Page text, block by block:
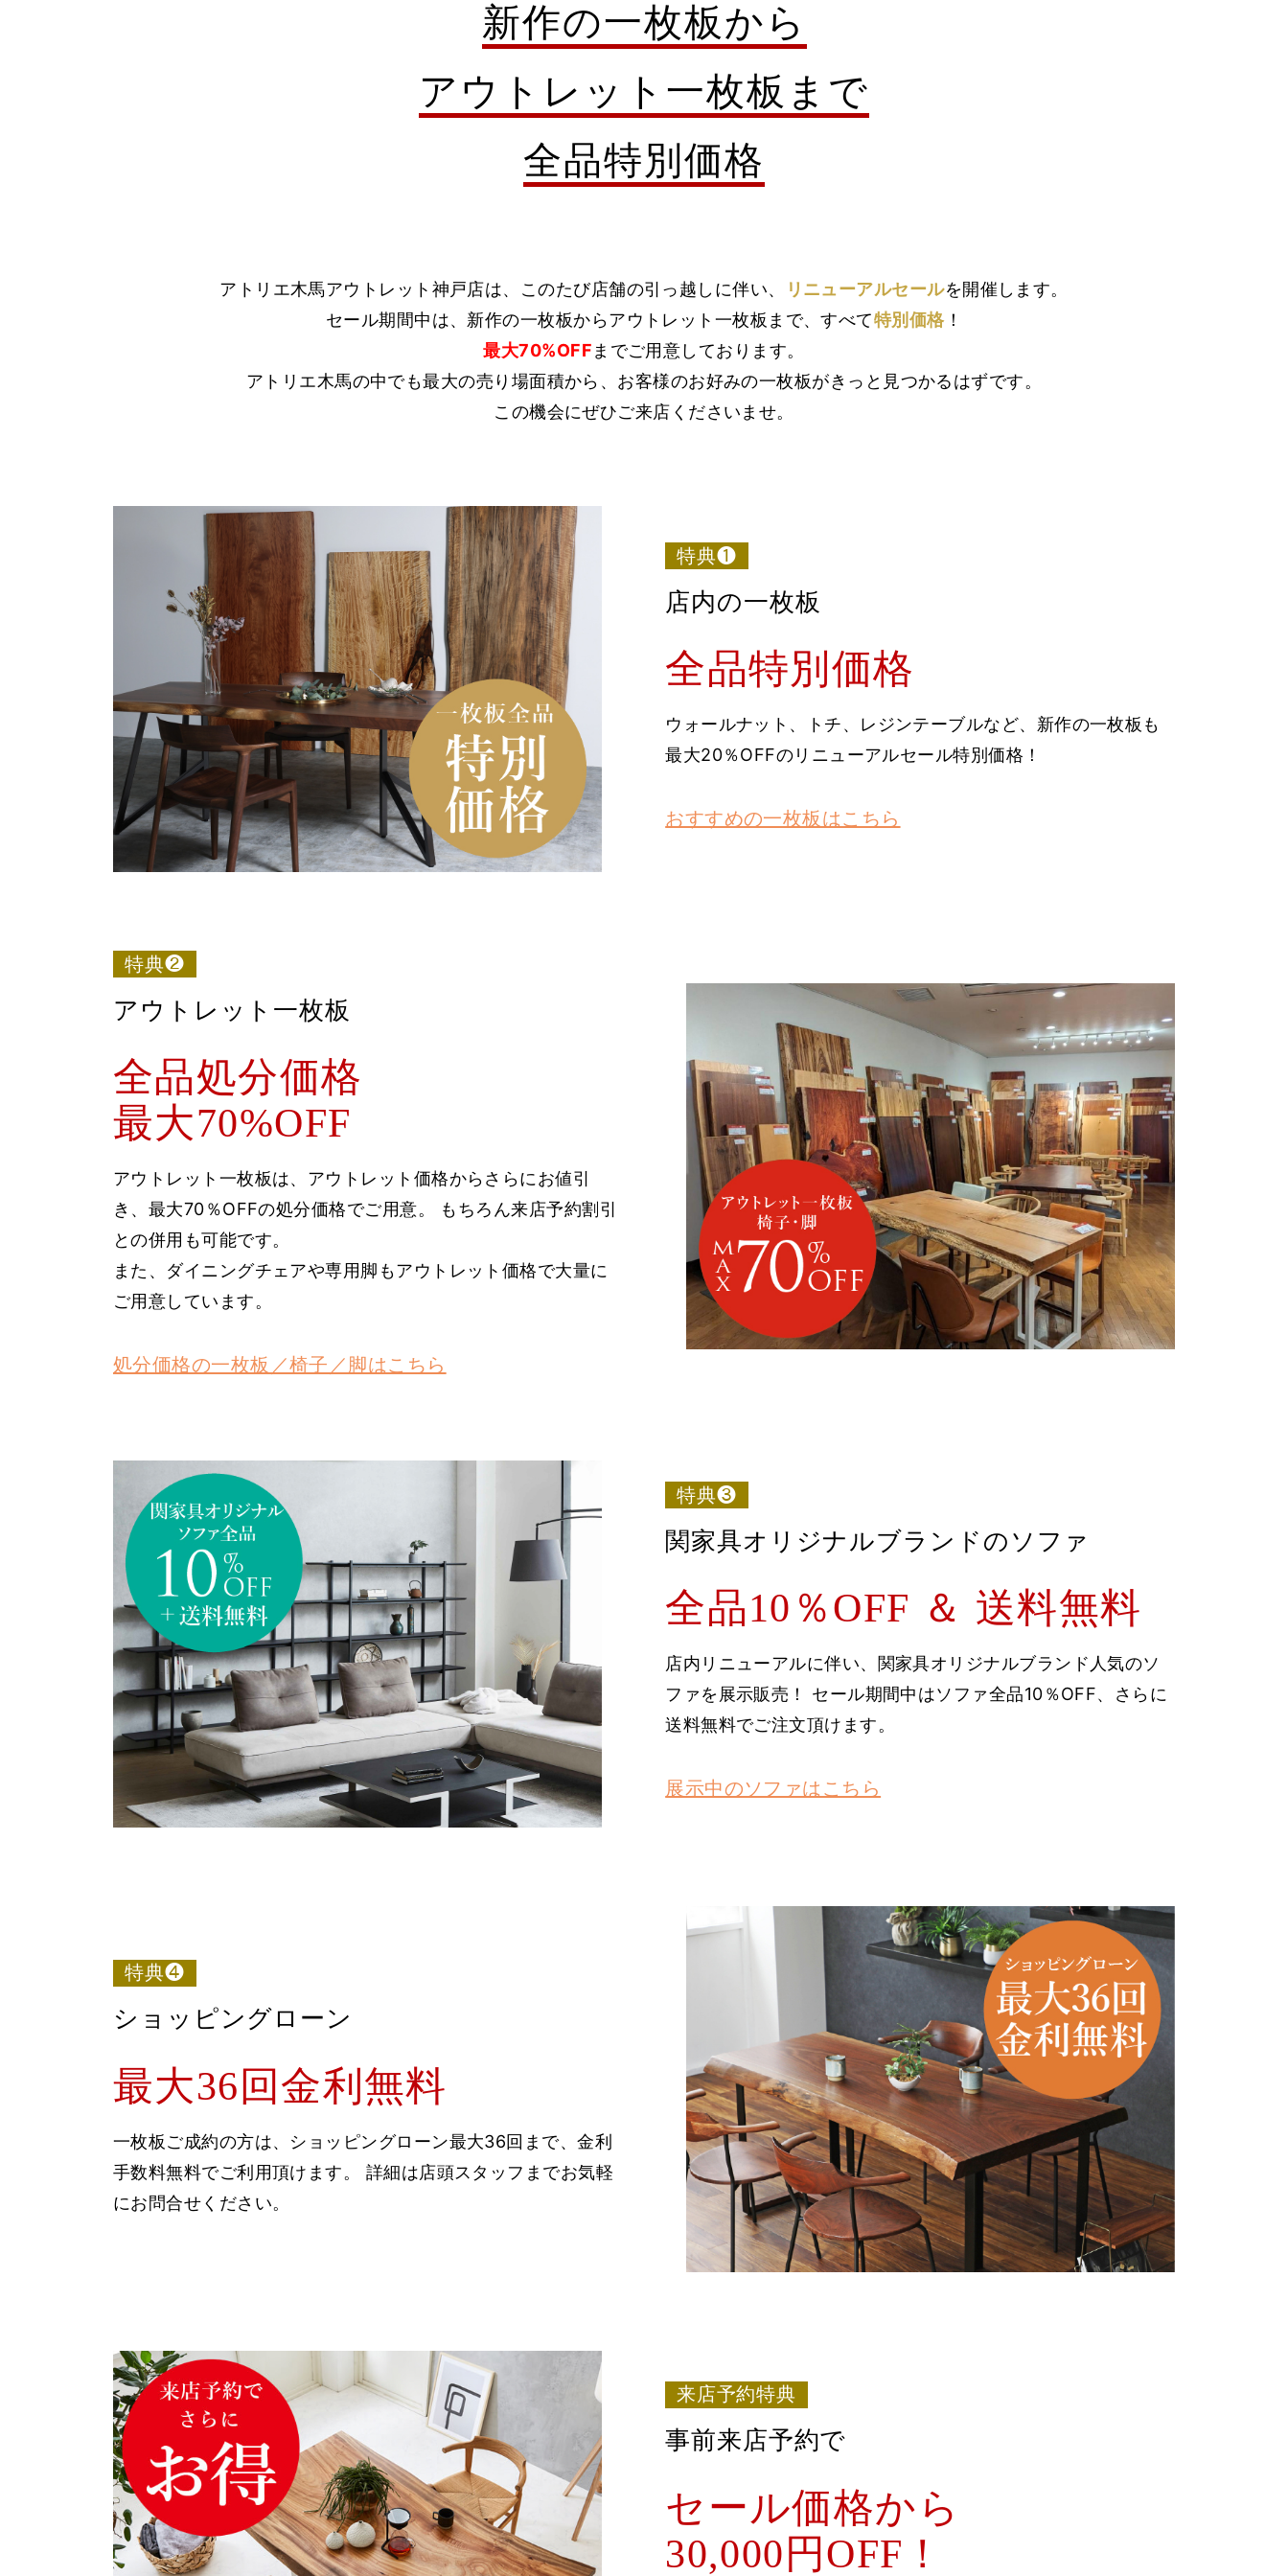
新作の一枚板から
アウトレット一枚板まで
全品特別価格
アトリエ木馬アウトレット神戸店は、このたび店舗の引っ越しに伴い、 リニューアルセールを開催します。
セール期間中は、新作の一枚板からアウトレット一枚板まで、すべて特別価格！
最大70%OFF までご用意しております。
アトリエ木馬の中でも最大の売り場面積から、お客様のお好みの一枚板がきっと見つかるはずです。
この機会にぜひご来店くださいませ。
特典❶
店内の一枚板
全品特別価格
ウォールナット、トチ、レジンテーブルなど、新作の一枚板も
最大20％OFFのリニューアルセール特別価格！
おすすめの一枚板はこちら
特典❷
アウトレット一枚板
全品処分価格
最大70%OFF
アウトレット一枚板は、アウトレット価格からさらにお値引
き、最大70％OFFの処分価格でご用意。 もちろん来店予約割引
との併用も可能です。
また、ダイニングチェアや専用脚もアウトレット価格で大量に
ご用意しています。
処分価格の一枚板／椅子／脚はこちら
特典❸
関家具オリジナルブランドのソファ
全品10％OFF ＆ 送料無料
店内リニューアルに伴い、関家具オリジナルブランド人気のソ
ファを展示販売！ セール期間中はソファ全品10％OFF、さらに
送料無料でご注文頂けます。
展示中のソファはこちら
特典❹
ショッピングローン
最大36回金利無料
一枚板ご成約の方は、ショッピングローン最大36回まで、金利
手数料無料でご利用頂けます。 詳細は店頭スタッフまでお気軽
にお問合せください。
来店予約特典
事前来店予約で
セール価格から
30,000円OFF！